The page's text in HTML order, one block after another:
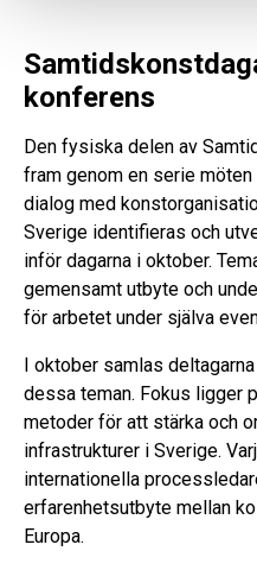
konferens
Den fysiska delen av
fram genom en serie möten
dialog med
Sverige identifieras och
inför dagarna i oktober.
gemensamt utbyte och
för arbetet under själva
I oktober samlas
dessa teman. Fokus ligger
metoder för att stärka och
infrastrukturer i Sverige.
internationella
erfarenhetsutbyte mellan
Europa.